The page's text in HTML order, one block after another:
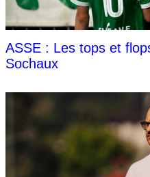
ASSE : Les tops et
Sochaux